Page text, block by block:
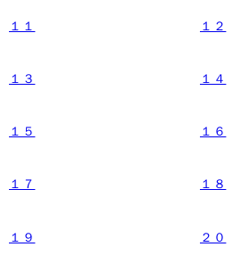
１１ １２
１３ １４
１５ １６
１７ １８
１９ ２０